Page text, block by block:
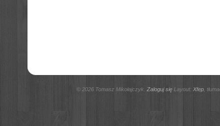
© 2026 Tomasz Mikołajczyk. Zaloguj sięLayout: Xfep,